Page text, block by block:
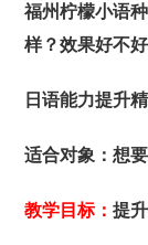
福州柠檬小语
样？效果好不
日语能力提升
适合对象：想
教学目标：提